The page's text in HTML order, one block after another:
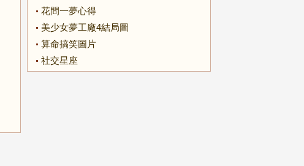
花間一夢心得
美少女夢工廠4結局圖
算命搞笑圖片
社交星座